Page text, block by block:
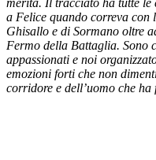
merita. Il tracciato ha tutte le
a Felice quando correva con
Ghisallo e di Sormano oltre
Fermo della Battaglia.
appassionati e noi
emozioni forti che non
corridore e dell’uomo che